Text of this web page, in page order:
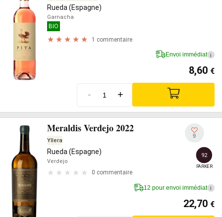
Rueda (Espagne)
Garnacha
BIO
1 commentaire
Envoi immédiat i
8,60 €
- +
Meraldis Verdejo 2022
Yllera
Rueda (Espagne)
Verdejo
0 commentaire
9
92
PARKER
12 pour envoi immédiat i
22,70 €